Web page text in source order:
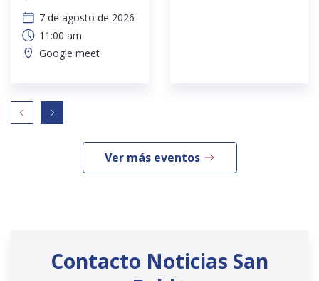
7 de agosto de 2026
11:00 am
Google meet
Ver más eventos
Contacto Noticias San